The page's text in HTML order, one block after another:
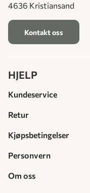
4636 Kristiansand
Kontakt oss
HJELP
Kundeservice
Retur
Kjøpsbetingelser
Personvern
Om oss